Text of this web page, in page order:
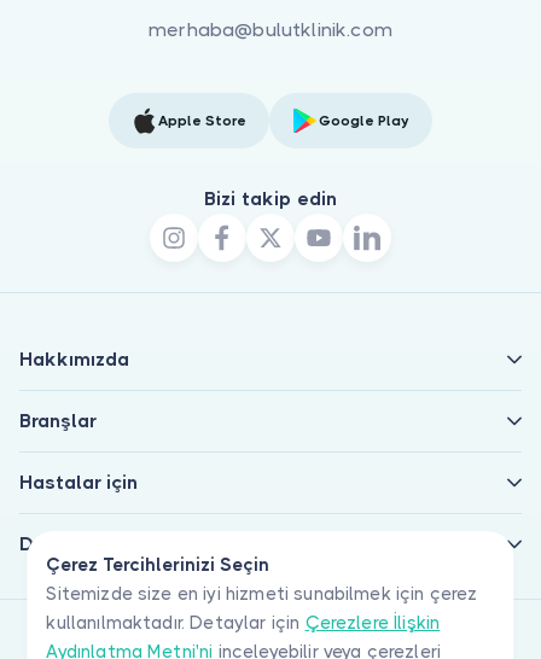
Çerez Tercihlerinizi Seçin
Sitemizde size en iyi hizmeti sunabilmek için çerez
kullanılmaktadır. Detaylar için Çerezlere İlişkin
Aydınlatma Metni'ni inceleyebilir veya çerezleri
merhaba@bulutklinik.com
Apple Store Google Play
Bizi takip edin
Hakkımızda
Branşlar
Hastalar için
Doktorlar için